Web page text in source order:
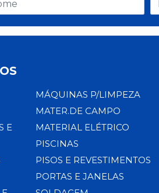
E
MÁQUINAS P/LIMPEZA
MATER.DE CAMPO
MATERIAL ELÉTRICO
PISCINAS
PISOS E REVESTIMENTOS
PORTAS E JANELAS